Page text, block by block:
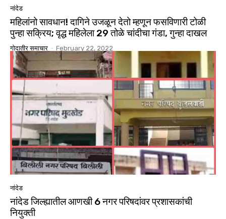
नांदेड
महिलांनो सावधान! दागिने उजळून देतो म्हणून फसविणारी टोळी
पुन्हा सक्रिय; वृद्ध महिलेला 29 तोळे चांदीचा गंडा, गुन्हा दाखल
गोदातीर समाचार - February 22, 2022
नांदेड
नांदेड जिल्ह्यातील आणखी 6 नगर परिषदांवर प्रशासकांची
नियुक्ती